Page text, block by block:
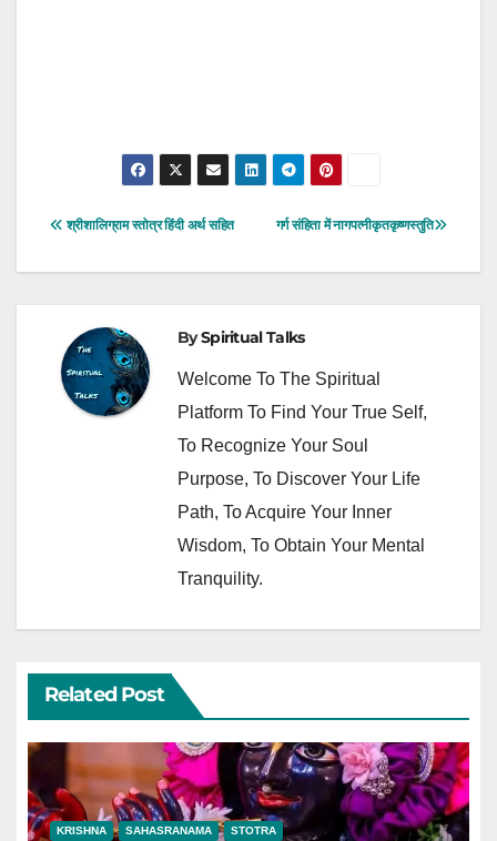
Post
Navigation
गर्ग संहिता में नागपत्नीकृतकृष्णस्तुति
श्रीशालिग्राम स्तोत्र हिंदी अर्थ सहित
BySpiritual Talks
Welcome To The Spiritual
Platform To Find Your True Self,
To Recognize Your Soul
Purpose, To Discover Your Life
Path, To Acquire Your Inner
Wisdom, To Obtain Your Mental
Tranquility.
Related Post
KRISHNA SAHASRANAMA STOTRA